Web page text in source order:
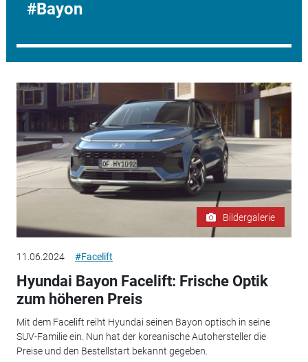
Bayon
Bildergalerie
11.06.2024 #Facelift
Hyundai Bayon Facelift: Frische Optik
zum höheren Preis
Mit dem Facelift reiht Hyundai seinen Bayon optisch in seine
SUV-Familie ein. Nun hat der koreanische Autohersteller die
Preise und den Bestellstart bekannt gegeben.